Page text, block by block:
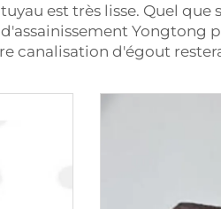
est très lisse. Quel
canalisation d'égout